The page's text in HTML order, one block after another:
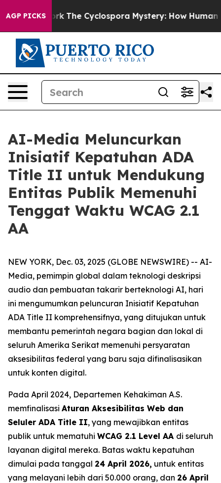
AGP PICKSThe Cyclospora Mystery: How Human
AI-Media Meluncurkan
Inisiatif Kepatuhan ADA
Title II untuk Mendukung
Entitas Publik Memenuhi
Tenggat Waktu WCAG 2.1
AA
NEW YORK, Dec. 03, 2025 (GLOBE NEWSWIRE) -- AI-
Media, pemimpin global dalam teknologi deskripsi
audio dan pembuatan takarir berteknologi AI, hari
ini mengumumkan peluncuran Inisiatif Kepatuhan
ADA Title II komprehensifnya, yang ditujukan untuk
membantu pemerintah negara bagian dan lokal di
seluruh Amerika Serikat memenuhi persyaratan
aksesibilitas federal yang baru saja difinalisasikan
untuk konten digital.
Pada April 2024, Departemen Kehakiman A.S.
memfinalisasi Aturan Aksesibilitas Web dan
Seluler ADA Title II, yang mewajibkan entitas
publik untuk mematuhi WCAG 2.1 Level AA di seluruh
layanan digital mereka. Batas waktu kepatuhan
dimulai pada tanggal 24 April 2026, untuk entitas
yang melayani lebih dari 50.000 orang, dan 26 April